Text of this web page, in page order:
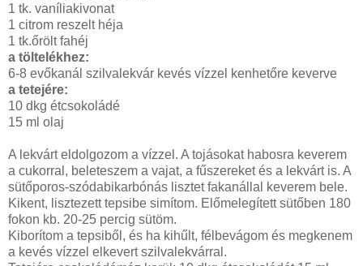
1 tk. vaníliakivonat
1 citrom reszelt héja
1 tk.őrölt fahéj
a töltelékhez:
6-8 evőkanál szilvalekvár kevés vízzel kenhetőre keverve
a tetejére:
10 dkg étcsokoládé
15 ml olaj
A lekvárt eldolgozom a vízzel. A tojásokat habosra keverem
a cukorral, beleteszem a vajat, a fűszereket és a lekvárt is. A
sütőporos-szódabikarbónás lisztet fakanállal keverem bele.
Kikent, lisztezett tepsibe simítom. Előmelegített sütőben 180
fokon kb. 20-25 percig sütöm.
Kiborítom a tepsiből, és ha kihűlt, félbevágom és megkenem
a kevés vízzel elkevert szilvalekvárral.